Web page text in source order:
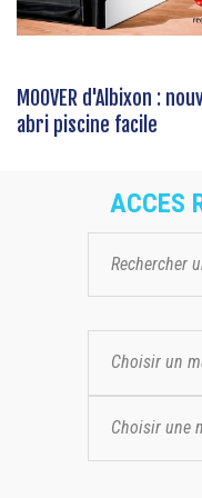
MOOVER d'Albixon :
abri piscine facile
ACCES
Choisir un
Choisir une